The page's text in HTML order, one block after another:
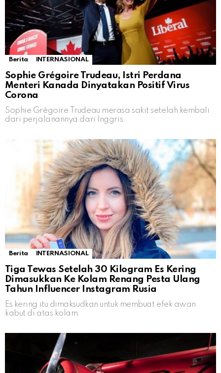
Berita INTERNASIONAL
Sophie Grégoire Trudeau, Istri Perdana
Menteri Kanada Dinyatakan Positif Virus
Corona
Sophie Grégoire Trudeau merasa sakit setelah kembali
dari perjalanannya dari Inggris.
Berita INTERNASIONAL
Tiga Tewas Setelah 30 Kilogram Es Kering
Dimasukkan Ke Kolam Renang Pesta Ulang
Tahun Influencer Instagram Rusia
Es kering itu dimaksudkan untuk membuat efek awan
kabut di atas kolam.